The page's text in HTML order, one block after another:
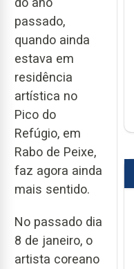
passado,
quando ainda
estava em
residência
artística no
Pico do
Refúgio, em
Rabo de Peixe,
faz agora ainda
mais sentido.
No passado dia
8 de janeiro, o
artista coreano